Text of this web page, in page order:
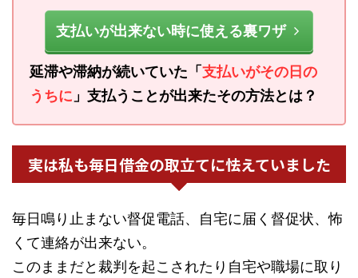
支払いが出来ない時に使える裏ワザ
延滞や滞納が続いていた「 支払いがその日の
うちに 」支払うことが出来たその方法とは？
実は私も毎日借金の取立てに怯えていました
毎日鳴り止まない督促電話、自宅に届く督促状、怖
くて連絡が出来ない。
このままだと裁判を起こされたり自宅や職場に取り